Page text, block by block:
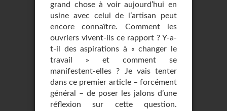
grand chose à voir aujourd’hui en
usine avec celui de l’artisan peut
encore connaître. Comment les
ouvriers vivent-ils ce rapport ? Y-a-
t-il des aspirations à « changer le
travail » et comment se
manifestent-elles ? Je vais tenter
dans ce premier article – forcément
général – de poser les jalons d’une
réflexion sur cette question.